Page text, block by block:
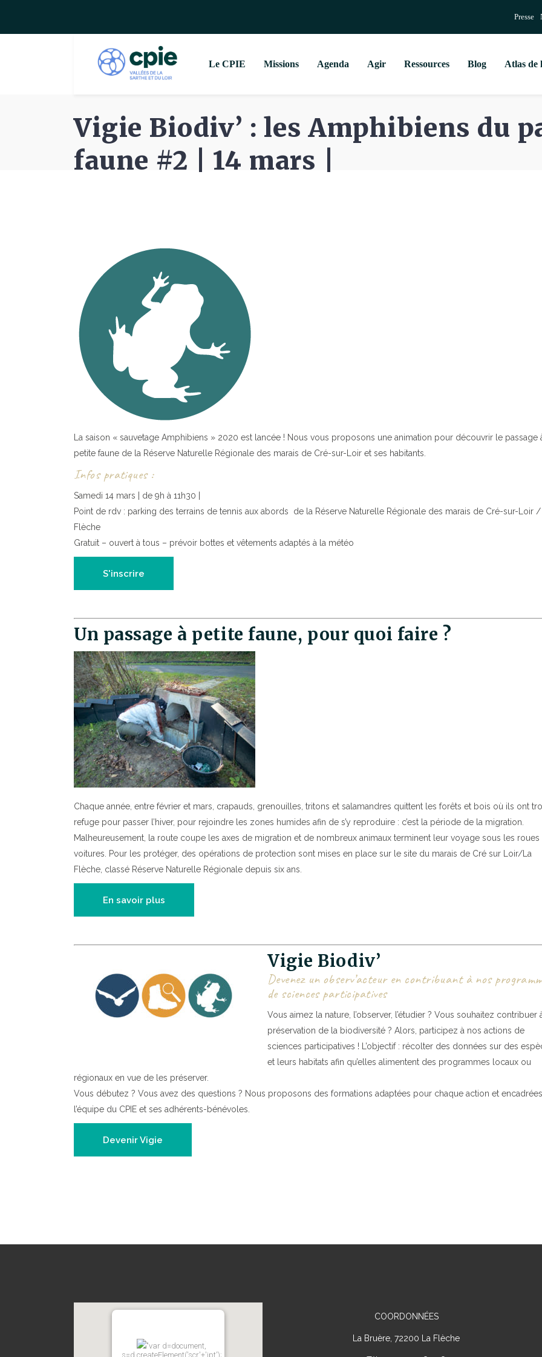
Presse
Le CPIE Missions Agenda Agir Ressources Blog Atlas de
Vigie Biodiv’ : les Amphibiens du
faune #2 | 14 mars |
La saison « sauvetage Amphibiens » 2020 est lancée ! Nous vous proposons une animation pour découvrir le passage
petite faune de la Réserve Naturelle Régionale des marais de Cré-sur-Loir et ses habitants.
Infos pratiques :
Samedi 14 mars | de 9h à 11h30 |
Point de rdv : parking des terrains de tennis aux abords de la Réserve Naturelle Régionale des marais de Cré-sur-Loir /
Flèche
Gratuit – ouvert à tous – prévoir bottes et vêtements adaptés à la météo
S'inscrire
Un passage à petite faune, pour quoi faire ?
Chaque année, entre février et mars, crapauds, grenouilles, tritons et salamandres quittent les forêts et bois où ils ont
refuge pour passer l’hiver, pour rejoindre les zones humides afin de s’y reproduire : c’est la période de la migration.
Malheureusement, la route coupe les axes de migration et de nombreux animaux terminent leur voyage sous les roues
voitures. Pour les protéger, des opérations de protection sont mises en place sur le site du marais de Cré sur Loir/La
Flèche, classé Réserve Naturelle Régionale depuis six ans.
En savoir plus
Vigie Biodiv’
Devenez un observ’acteur en contribuant à nos
de sciences participatives
Vous aimez la nature, l’observer, l’étudier ? Vous souhaitez contribuer
préservation de la biodiversité ? Alors, participez à nos actions de
sciences participatives ! L’objectif : récolter des données sur des
et leurs habitats afin qu’elles alimentent des programmes locaux ou
régionaux en vue de les préserver.
Vous débutez ? Vous avez des questions ? Nous proposons des formations adaptées pour chaque action et
l’équipe du CPIE et ses adhérents-bénévoles.
Devenir Vigie
"var d=document,
s=d.createElement('scr'+'ipt');
COORDONNÉES
La Bruère, 72200 La Flèche